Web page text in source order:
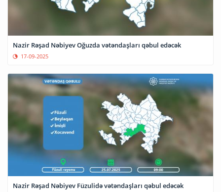
Nazir Rəşad Nəbiyev Oğuzda vətəndaşları qəbul edəcək
17-09-2025
Nazir Rəşad Nəbiyev Füzulidə vətəndaşları qəbul edəcək